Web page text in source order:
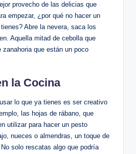
provecho de las delicias que
empezar, ¿por qué no hacer un
Abre la nevera, saca los
Aquella mitad de cebolla que
que están un poco
la Cocina
lo que ya tienes es ser creativo
las hojas de rábano, que
utilizar para hacer un pesto
nueces o almendras, un toque de
solo rescatas algo que podría